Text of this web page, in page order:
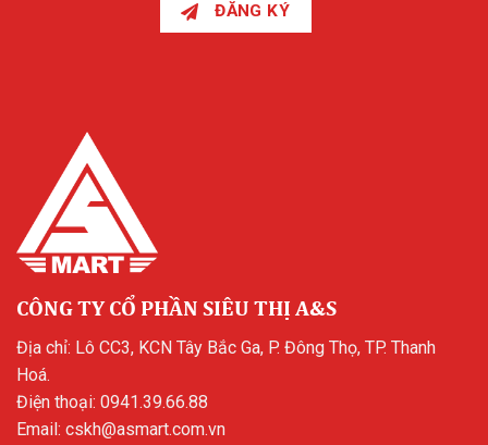
ĐĂNG KÝ
CÔNG TY CỔ PHẦN SIÊU THỊ A&S
Địa chỉ: Lô CC3, KCN Tây Bắc Ga, P. Đông Thọ, TP. Thanh
Hoá.
Điện thoại: 0941.39.66.88
Email: cskh@asmart.com.vn